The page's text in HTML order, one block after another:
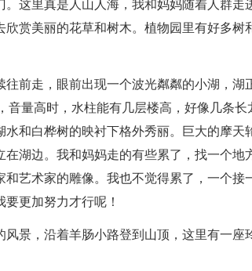
。这里真是人山人海，我和妈妈随着人群走
赏美丽的花草和树木。植物园里有好多树
往前走，眼前出现一个波光粼粼的小湖，湖
音量高时，水柱能有几层楼高，好像几条
水和白桦树的映衬下格外秀丽。巨大的摩天
在湖边。我和妈妈走的有些累了，找一个地
和艺术家的雕像。我也不觉得累了，一个接
更加努力才行呢！
风景，沿着羊肠小路登到山顶，这里有一座